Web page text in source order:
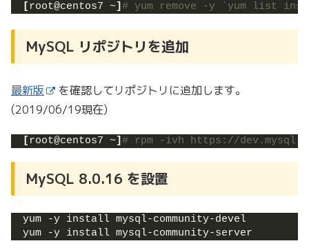
[root@centos7 ~] # yum remove -y `yum list
MySQL リポジトリを追加
最新版
を確認してリポジトリに追加します。
(2019/06/19現在)
[root@centos7 ~] # rpm -ivh https://
MySQL 8.0.16 を設置
yum -y install mysql-community-devel
yum -y install mysql-community-server